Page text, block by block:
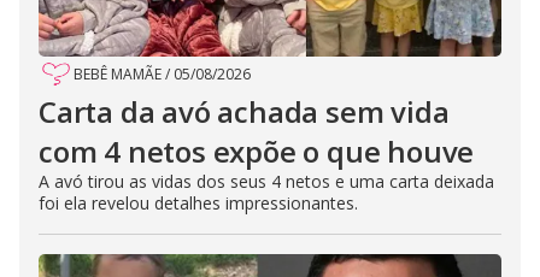
BEBÊ MAMÃE/ 05/08/2026
Carta da avó achada sem vida
com 4 netos expõe o que houve
A avó tirou as vidas dos seus 4 netos e uma carta deixada
foi ela revelou detalhes impressionantes.